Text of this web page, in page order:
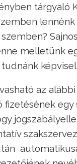
tárgyaló
melletünk
az